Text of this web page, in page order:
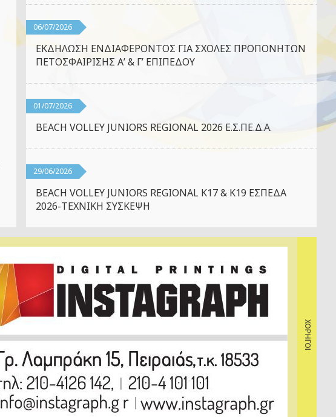
06/07/2026
ΕΚΔΗΛΩΣΗ ΕΝΔΙΑΦΕΡΟΝΤΟΣ ΓΙΑ ΣΧΟΛΕΣ ΠΡΟΠΟΝΗΤΩΝ
ΠΕΤΟΣΦΑΙΡΙΣΗΣ Α’ & Γ’ ΕΠΙΠΕΔΟΥ
01/07/2026
BEACH VOLLEY JUNIORS REGIONAL 2026 Ε.Σ.ΠΕ.Δ.Α.
29/06/2026
BEACH VOLLEY JUNIORS REGIONAL K17 & K19 ΕΣΠΕΔΑ
2026-ΤΕΧΝΙΚΗ ΣΥΣΚΕΨΗ